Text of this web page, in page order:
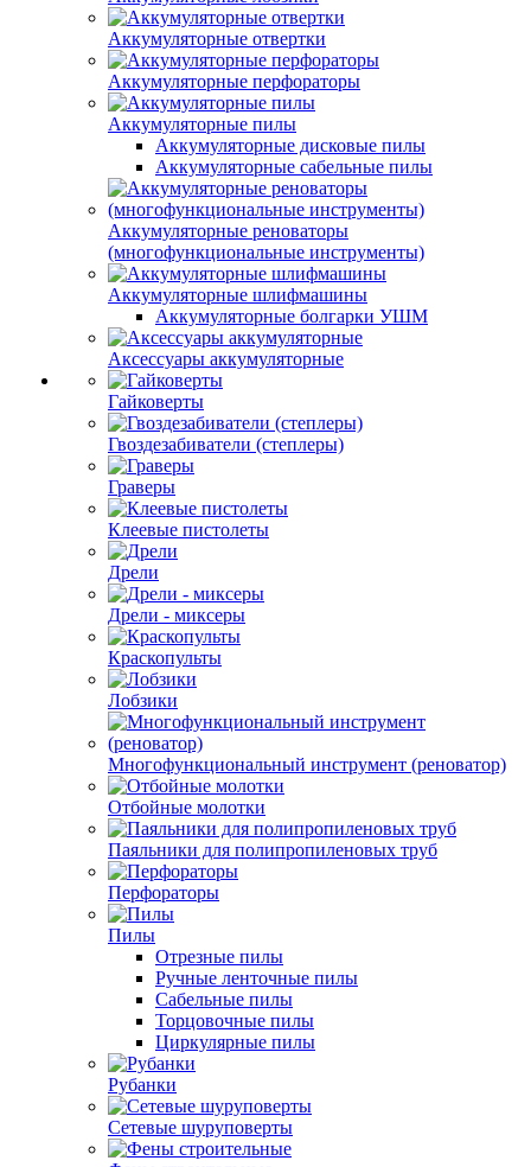
Аккумуляторные отвертки
Аккумуляторные перфораторы
Аккумуляторные пилы
Аккумуляторные дисковые пилы
Аккумуляторные сабельные пилы
Аккумуляторные реноваторы
(многофункциональные инструменты)
Аккумуляторные шлифмашины
Аккумуляторные болгарки УШМ
Аксессуары аккумуляторные
Гайковерты
Гвоздезабиватели (степлеры)
Граверы
Клеевые пистолеты
Дрели
Дрели - миксеры
Краскопульты
Лобзики
Многофункциональный инструмент (реноватор)
Отбойные молотки
Паяльники для полипропиленовых труб
Перфораторы
Пилы
Отрезные пилы
Ручные ленточные пилы
Сабельные пилы
Торцовочные пилы
Циркулярные пилы
Рубанки
Сетевые шуруповерты